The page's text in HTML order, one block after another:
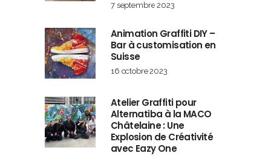
7 septembre 2023
Animation Graffiti DIY –
Bar à customisation en
Suisse
16 octobre 2023
Atelier Graffiti pour
Alternatiba à la MACO
Châtelaine : Une
Explosion de Créativité
avec Eazy One